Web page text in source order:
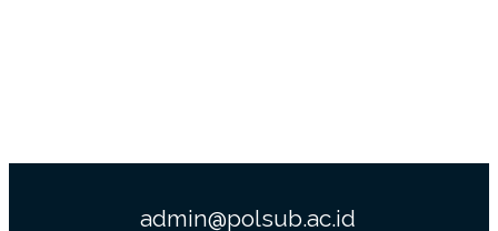
admin@polsub.ac.id